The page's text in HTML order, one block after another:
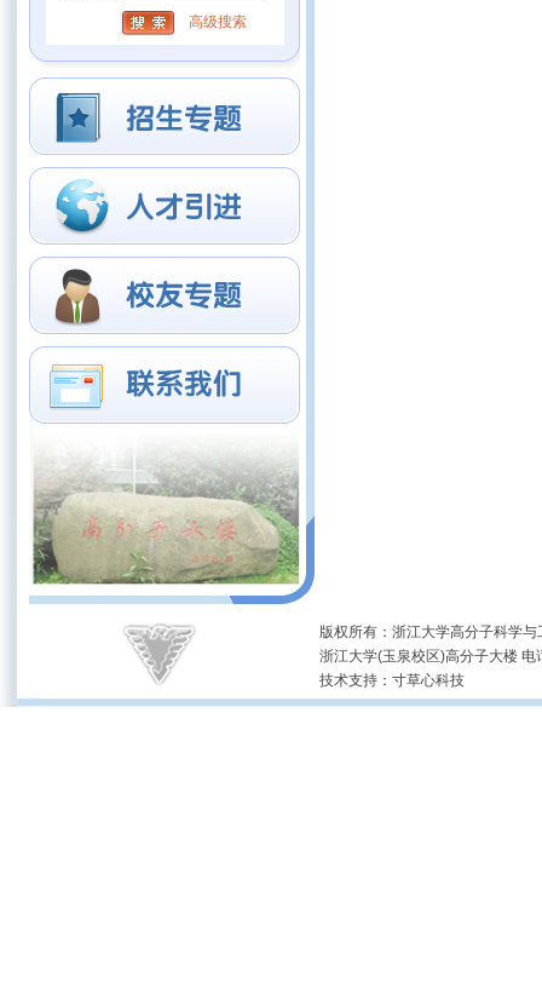
高级搜索
版权所有：浙江大学高分子科
浙江大学(玉泉校区)高分子大楼
技术支持： 寸草心科技